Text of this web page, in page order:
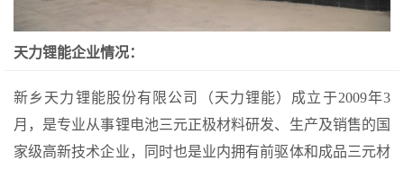
天力锂能企业情况：
新乡天力锂能股份有限公司（天力锂能）成立于2009年3
月，是专业从事锂电池三元正极材料研发、生产及销售的国
家级高新技术企业，同时也是业内拥有前驱体和成品三元材